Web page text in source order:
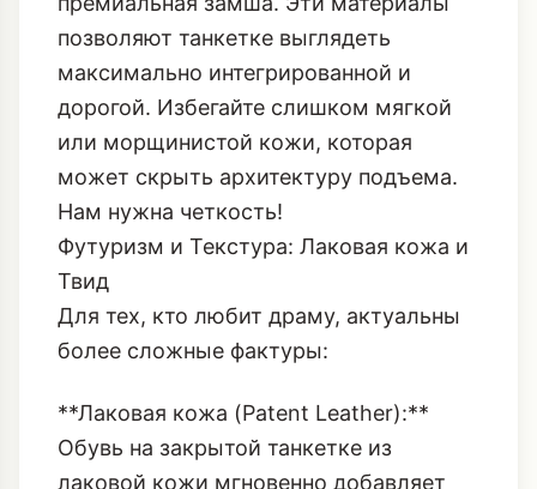
жанра
Самый безопасный и самый люксовый
выбор – это гладкая матовая кожа или
премиальная замша. Эти материалы
позволяют танкетке выглядеть
максимально интегрированной и
дорогой. Избегайте слишком мягкой
или морщинистой кожи, которая
может скрыть архитектуру подъема.
Нам нужна четкость!
Футуризм и Текстура: Лаковая кожа и
Для тех, кто любит драму, актуальны
более сложные фактуры: